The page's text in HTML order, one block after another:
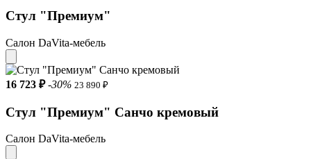
Стул "Премиум"
Салон DaVita-мебель
16 723 ₽ -30% 23 890 ₽
Стул "Премиум" Санчо кремовый
Салон DaVita-мебель